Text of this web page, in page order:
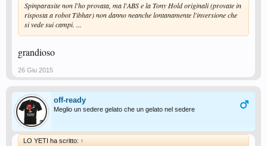
Spinparasite non l'ho provata, ma l'ABS e la Tony Hold originali (provate in
risposta a robot Tibhar) non danno neanche lontanamente l'inversione che
si vede sui campi. ...
grandioso
26 Giu 2015
off-ready
Meglio un sedere gelato che un gelato nel sedere
LO YETI ha scritto: ↑